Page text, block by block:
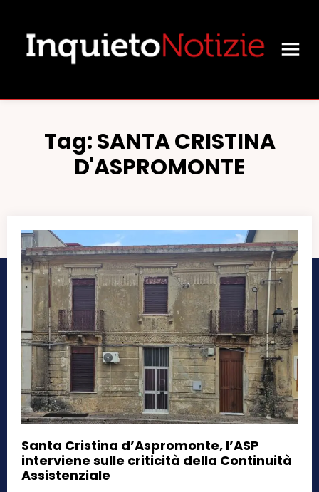
Tag:SANTA CRISTINA
D'ASPROMONTE
Santa Cristina d’Aspromonte, l’ASP
interviene sulle criticità della Continuità
Assistenziale